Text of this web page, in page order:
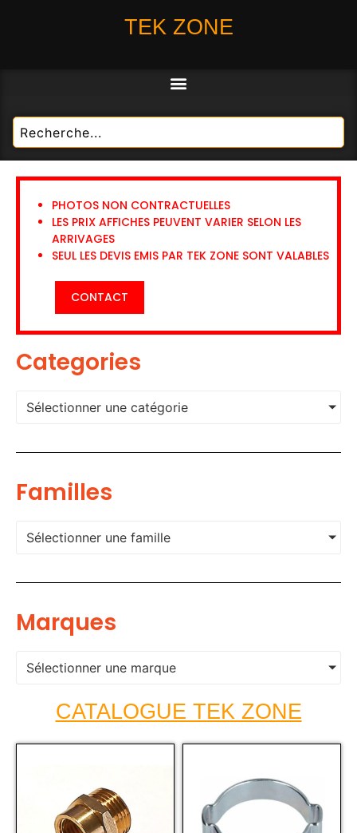
TEK ZONE
PHOTOS NON CONTRACTUELLES
LES PRIX AFFICHES PEUVENT VARIER SELON LES
ARRIVAGES
SEUL LES DEVIS EMIS PAR TEK ZONE SONT VALABLES
CONTACT
Categories
Sélectionner une catégorie
Familles
Sélectionner une famille
Marques
Sélectionner une marque
CATALOGUE TEK ZONE